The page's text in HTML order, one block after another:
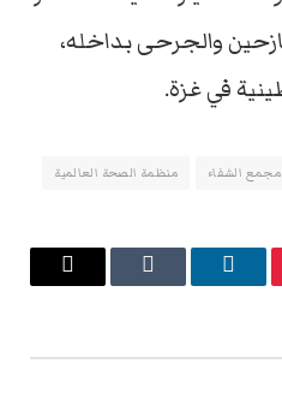
والجرحى بداخله،
في غزة.
مجمع الشفاء منظمة الصحة العالمية
لينكدإن Tumblr
البريد